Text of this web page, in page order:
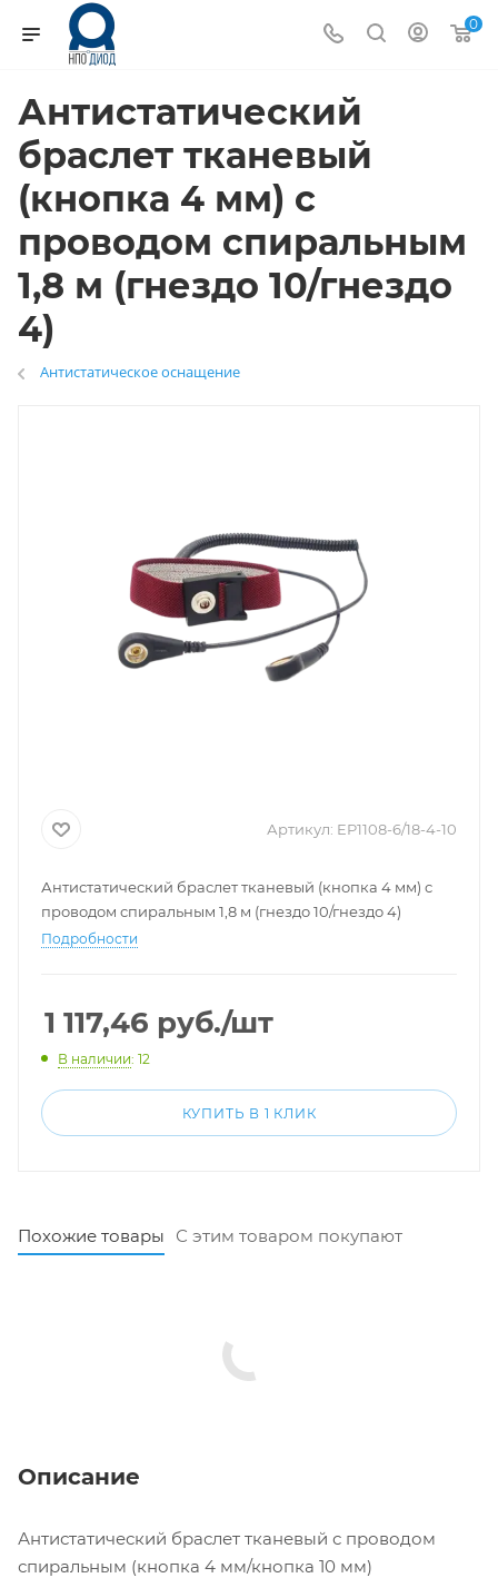
0
Антистатический
браслет тканевый
(кнопка 4 мм) с
проводом спиральным
1,8 м (гнездо 10/гнездо
4)
Антистатическое оснащение
Артикул: EP1108-6/18-4-10
Антистатический браслет тканевый (кнопка 4 мм) с
проводом спиральным 1,8 м (гнездо 10/гнездо 4)
Подробности
1 117,46 руб./шт
В наличии: 12
КУПИТЬ В 1 КЛИК
Похожие товары С этим товаром покупают
Описание
Антистатический браслет тканевый с проводом
спиральным (кнопка 4 мм/кнопка 10 мм)